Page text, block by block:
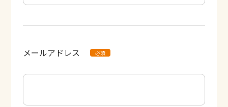
メールアドレス